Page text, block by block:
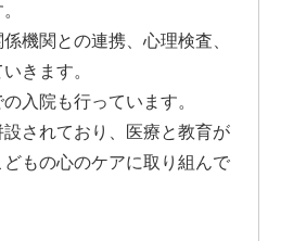
機関との連携、心理検査、
きます。
入院も行っています。
されており、医療と教育が
もの心のケアに取り組んで